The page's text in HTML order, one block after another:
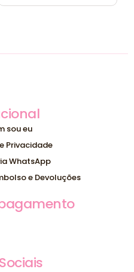
sou eu
Privacidade
WhatsApp
e Devoluções